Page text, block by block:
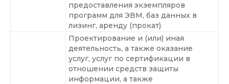
предоставления экземпляров
программ для ЭВМ, баз данных в
лизинг, аренду (прокат)
Проектирование и (или) иная
деятельность, а также оказание
услуг, услуг по сертификации в
отношении средств защиты
информации, а также